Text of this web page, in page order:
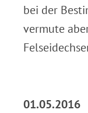
bei der
vermute
01.05.2016